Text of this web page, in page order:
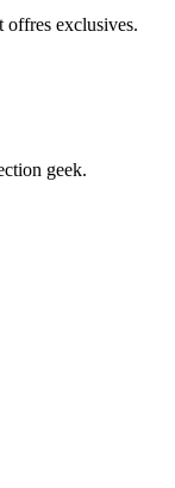
offres exclusives.
geek.